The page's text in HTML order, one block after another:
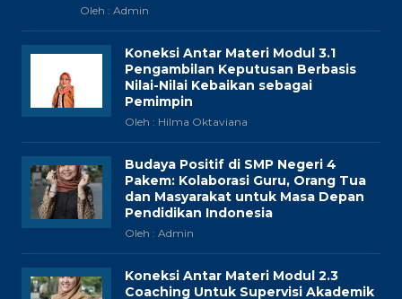
Oleh : Admin
Koneksi Antar Materi Modul 3.1
Pengambilan Keputusan Berbasis
Nilai-Nilai Kebaikan sebagai
Pemimpin
Oleh : Hilma Oktaviana
Budaya Positif di SMP Negeri 4
Pakem: Kolaborasi Guru, Orang Tua
dan Masyarakat untuk Masa Depan
Pendidikan Indonesia
Oleh : Admin
Koneksi Antar Materi Modul 2.3
Coaching Untuk Supervisi Akademik